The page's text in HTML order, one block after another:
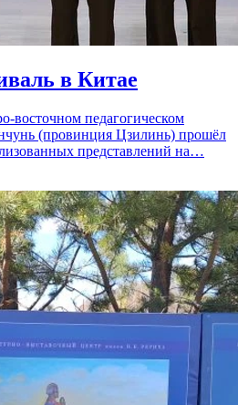
в Китае
восточном педагогическом
(провинция Цзилинь) прошёл
представлений на…